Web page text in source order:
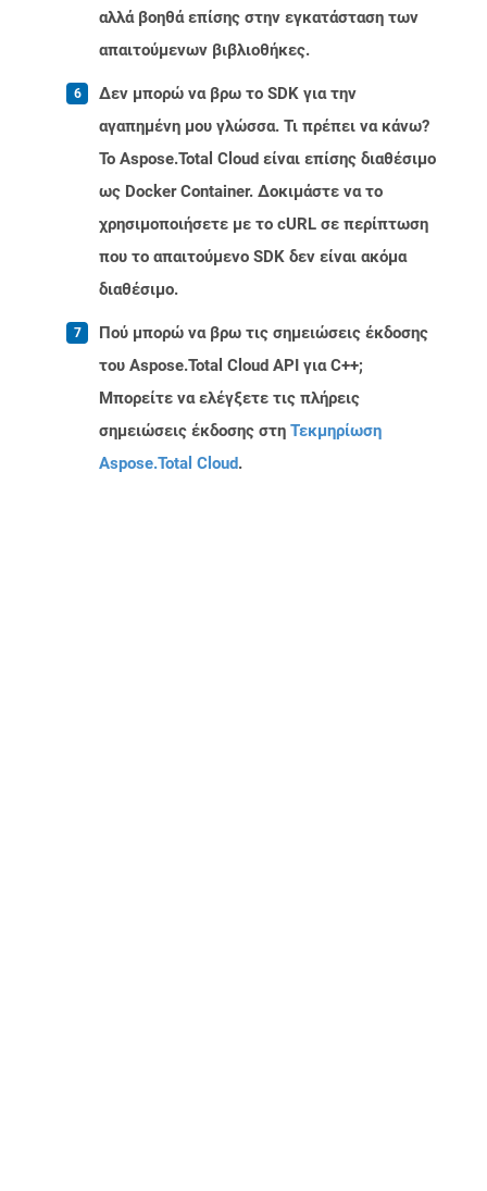
αλλά βοηθά επίσης στην εγκατάσταση των
απαιτούμενων βιβλιοθήκες.
Δεν μπορώ να βρω το SDK για την
αγαπημένη μου γλώσσα. Τι πρέπει να κάνω?
Το Aspose.Total Cloud είναι επίσης διαθέσιμο
ως Docker Container. Δοκιμάστε να το
χρησιμοποιήσετε με το cURL σε περίπτωση
που το απαιτούμενο SDK δεν είναι ακόμα
διαθέσιμο.
Πού μπορώ να βρω τις σημειώσεις έκδοσης
του Aspose.Total Cloud API για C++;
Μπορείτε να ελέγξετε τις πλήρεις
σημειώσεις έκδοσης στη Τεκμηρίωση
Aspose.Total Cloud.